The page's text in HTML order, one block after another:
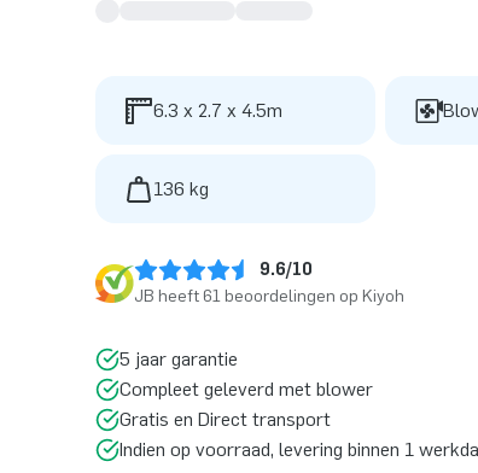
6.3 x 2.7 x 4.5m
136 kg
9.6/10
JB heeft 61 beoordelingen op Kiyoh
5 jaar garantie
Compleet geleverd met blower
Gratis en Direct transport
Indien op voorraad, levering binnen 1